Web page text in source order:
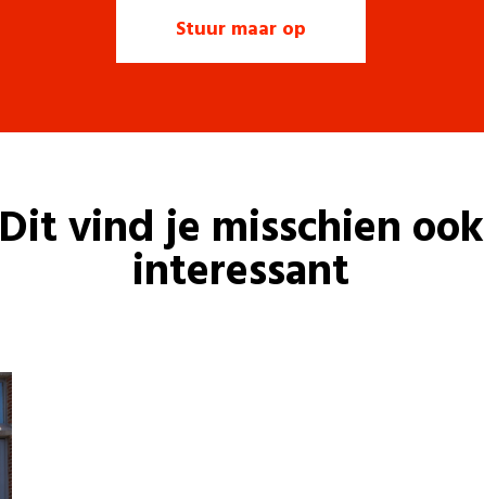
Dit vind je misschien ook
interessant